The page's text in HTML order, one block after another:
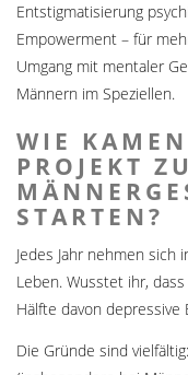
Entstigmatisierung
Empowerment – für
Umgang mit mentaler
Männern im Speziellen.
WIE
PROJEKT
STARTEN?
Jedes Jahr nehmen
Leben. Wusstet ihr,
Hälfte davon depressive
Die Gründe sind